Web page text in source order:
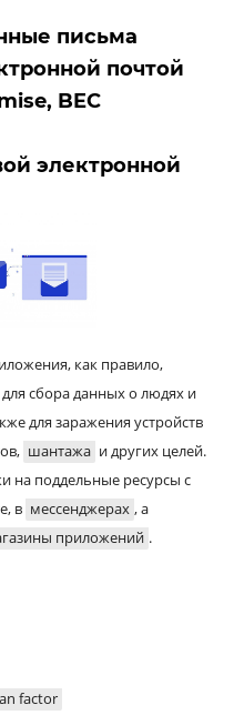
письма
почтой
BEC
электронной
как правило,
сбора данных о людях и
для заражения устройств
шантажа и других целей.
на поддельные ресурсы с
в мессенджерах , а
приложений .
factor